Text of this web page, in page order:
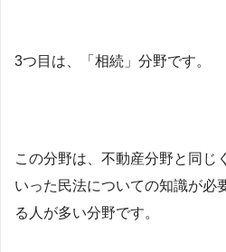
3つ目は、「相続」分野です。
この分野は、不動産分野と同じ
いった民法についての知識が必
る人が多い分野です。